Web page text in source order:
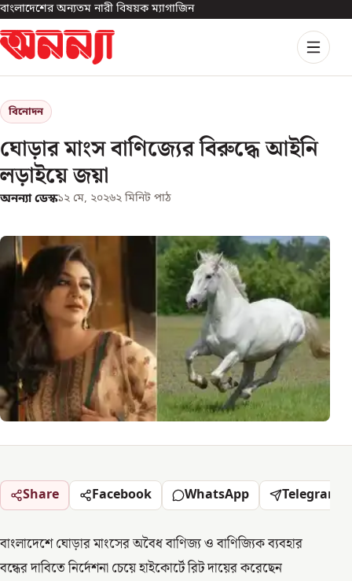
বাংলাদেশের অন্যতম নারী বিষয়ক ম্যাগাজিন
বিনোদন
ঘোড়ার মাংস বাণিজ্যের বিরুদ্ধে আইনি
লড়াইয়ে জয়া
অনন্যা ডেস্ক১২ মে, ২০২৬২ মিনিট পাঠ
Share Facebook WhatsApp Telegram
বাংলাদেশে ঘোড়ার মাংসের অবৈধ বাণিজ্য ও বাণিজ্যিক ব্যবহার
বন্ধের দাবিতে নির্দেশনা চেয়ে হাইকোর্টে রিট দায়ের করেছেন